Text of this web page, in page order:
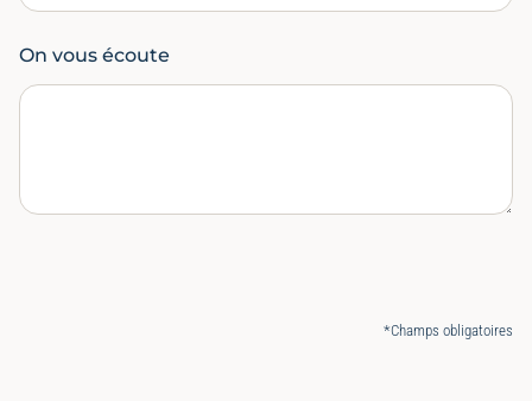
On vous écoute
*Champs obligatoires